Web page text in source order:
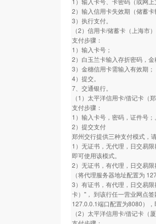
2）输入信用卡失效期（储蓄
3）执行支付。
（2）信用卡/储蓄卡（上海市）
支付步骤：
1）输入卡号；
2）白玉兰卡输入存折密码，
3）金穗信用卡需输入有效期；
4）提交。
7、交通银行。
（1）太平洋信用卡/借记卡（
支付步骤：
1）输入卡号，密码，证件号；
2）提交支付
郑州交行提供三种支付模式，
1）无证书，无代理，日交易
即可使用该模式。
2）无证书，有代理，日交易
（将代理服务器地址配置为
3）有证书，有代理，日交易
卡）"， 到该行任一营业网点
127.0.0.1端口配置为8080）
（2）太平洋信用卡/借记卡（